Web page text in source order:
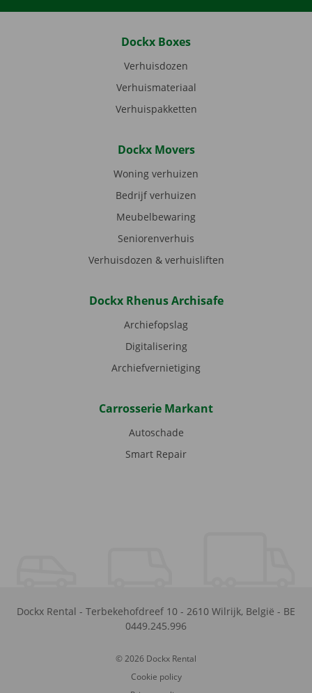
Dockx Boxes
Verhuisdozen
Verhuismateriaal
Verhuispakketten
Dockx Movers
Woning verhuizen
Bedrijf verhuizen
Meubelbewaring
Seniorenverhuis
Verhuisdozen & verhuisliften
Dockx Rhenus Archisafe
Archiefopslag
Digitalisering
Archiefvernietiging
Carrosserie Markant
Autoschade
Smart Repair
Dockx Rental - Terbekehofdreef 10 - 2610 Wilrijk, België - BE
0449.245.996
© 2026 Dockx Rental
Cookie policy